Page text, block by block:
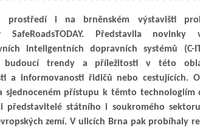
prostředí i na brněnském výstavišti
SafeRoadsTODAY. Představila novinky
inteligentních dopravních systémů (C-
budoucí trendy a příležitosti v této
a informovanosti řidičů nebo cestujících.
sjednoceném přístupu k těmto technologiím
představitelé státního i soukromého
zemí. V ulicích Brna pak probíhaly